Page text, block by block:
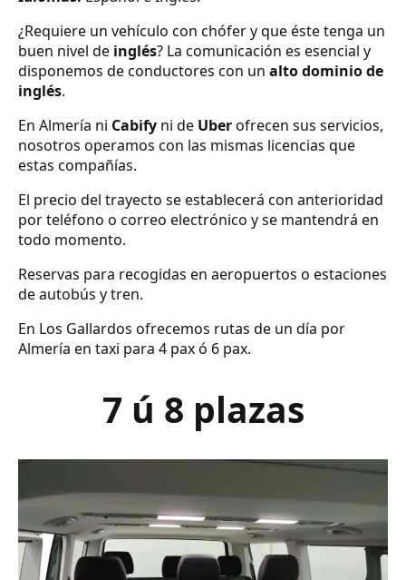
¿Requiere un vehículo con chófer y que éste tenga un
buen nivel de inglés? La comunicación es esencial y
disponemos de conductores con un alto dominio de
inglés.
En Almería ni Cabify ni de Uberofrecen sus servicios,
nosotros operamos con las mismas licencias que
estas compañías.
El precio del trayecto se establecerá con anterioridad
por teléfono o correo electrónico y se mantendrá en
todo momento.
Reservas para recogidas en aeropuertos o estaciones
de autobús y tren.
En Los Gallardos ofrecemos rutas de un día por
Almería en taxi para 4 pax ó 6 pax.
7 ú 8 plazas